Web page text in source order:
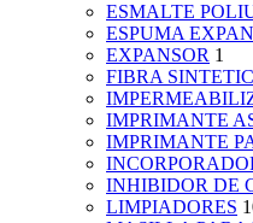
ESMALTE
ESPUMA
EXPANSOR 1
FIBRA
IMPRIMANTE
IMPRIMANTE
INHIBIDOR DE
LIMPIADORES